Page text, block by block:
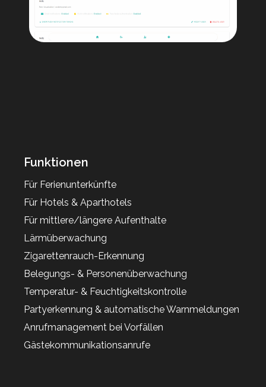
Funktionen
Für Ferienunterkünfte
Für Hotels & Aparthotels
Für mittlere/längere Aufenthalte
Lärmüberwachung
Zigarettenrauch-Erkennung
Belegungs- & Personenüberwachung
Temperatur- & Feuchtigkeitskontrolle
Partyerkennung & automatische Warnmeldungen
Anrufmanagement bei Vorfällen
Gästekommunikationsanrufe